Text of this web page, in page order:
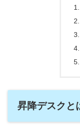
昇降デスクと